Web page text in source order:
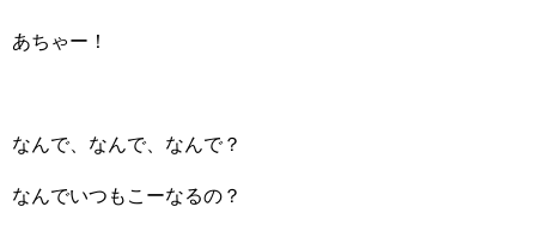
あちゃー！
なんで、なんで、なんで？
なんでいつもこーなるの？